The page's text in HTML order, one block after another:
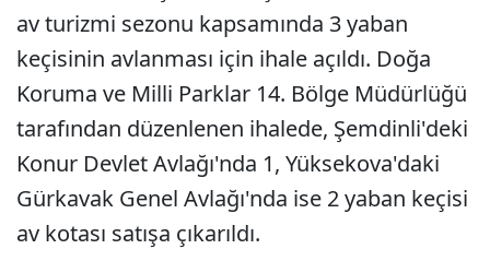
av turizmi sezonu kapsamında 3 yaban
keçisinin avlanması için ihale açıldı. Doğa
Koruma ve Milli Parklar 14. Bölge Müdürlüğü
tarafından düzenlenen ihalede, Şemdinli'deki
Konur Devlet Avlağı'nda 1, Yüksekova'daki
Gürkavak Genel Avlağı'nda ise 2 yaban keçisi
av kotası satışa çıkarıldı.